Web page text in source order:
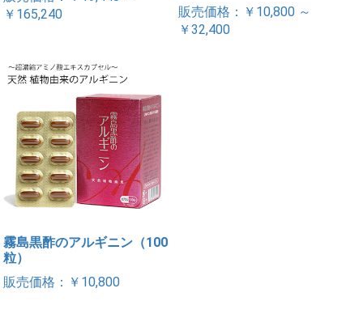
￥165,240
販売価格：￥10,800 ～
￥32,400
霧島黒酢のアルギニン（100
粒）
販売価格：￥10,800